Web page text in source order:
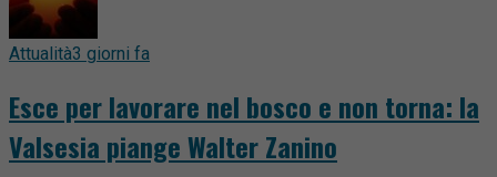
Attualità3 giorni fa
Esce per lavorare nel bosco e non torna: la
Valsesia piange Walter Zanino